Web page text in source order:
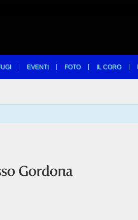
EVENTI FOTO IL CORO